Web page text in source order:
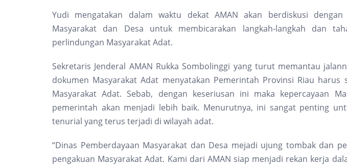
Yudi mengatakan dalam waktu dekat AMAN akan berdiskusi dengan
Masyarakat dan Desa untuk membicarakan langkah-langkah dan
perlindungan Masyarakat Adat.
Sekretaris Jenderal AMAN Rukka Sombolinggi yang turut memantau
dokumen Masyarakat Adat menyatakan Pemerintah Provinsi Riau harus
Masyarakat Adat. Sebab, dengan keseriusan ini maka kepercayaan
pemerintah akan menjadi lebih baik. Menurutnya, ini sangat penting
tenurial yang terus terjadi di wilayah adat.
“Dinas Pemberdayaan Masyarakat dan Desa mejadi ujung tombak dan
pengakuan Masyarakat Adat. Kami dari AMAN siap menjadi rekan kerja